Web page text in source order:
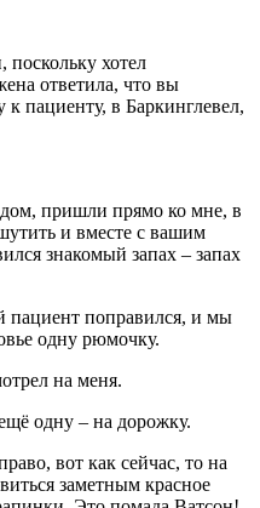
поскольку хотел
ответила, что вы
пациенту, в Баркинглевел,
пришли прямо ко мне, в
и вместе с вашим
знакомый запах – запах
пациент поправился, и мы
одну рюмочку.
на меня.
одну – на дорожку.
вот как сейчас, то на
заметным красное